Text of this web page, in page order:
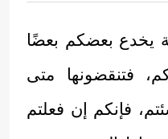
يخدع بعضكم بعضًا
فتنقضونها متى
فإنكم إن فعلتم